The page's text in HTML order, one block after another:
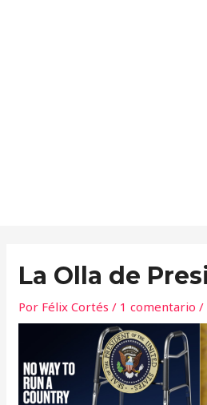
La Olla de
Por Félix Cortés/ 1 comentario /